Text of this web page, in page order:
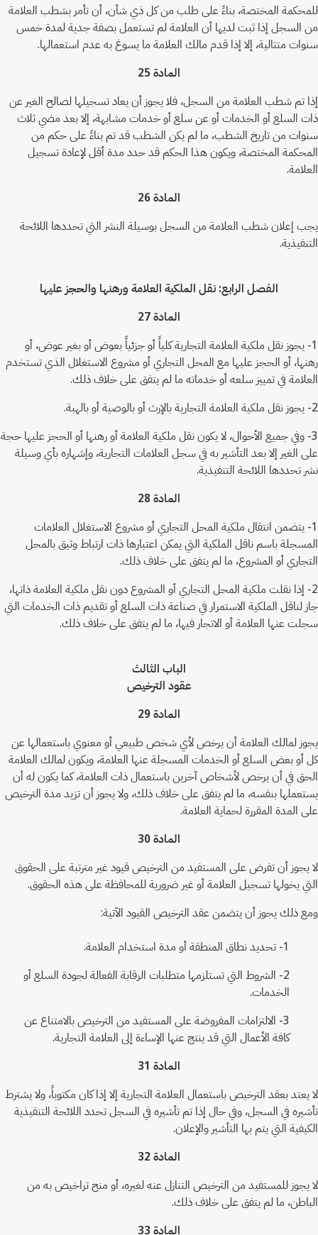
للمحكمة المختصة، بناءً على طلب من كل ذي شأن، أن تأمر بشطب العلامة
من السجل إذا ثبت لديها أن العلامة لم تستعمل بصفة جدية لمدة خمس
سنوات متتالية، إلا إذا قدم مالك العلامة ما يسوغ به عدم استعمالها.
المادة 25
إذا تم شطب العلامة من السجل، فلا يجوز أن يعاد تسجيلها لصالح الغير عن
ذات السلع أو الخدمات أو عن سلع أو خدمات مشابهة، إلا بعد مضي ثلاث
سنوات من تاريخ الشطب، ما لم يكن الشطب قد تم بناءً على حكم من
المحكمة المختصة، ويكون هذا الحكم قد حدد مدة أقل لإعادة تسجيل
العلامة.
المادة 26
يجب إعلان شطب العلامة من السجل بوسيلة النشر التي تحددها اللائحة
التنفيذية.
الفصل الرابع: نقل الملكية العلامة ورهنها والحجز عليها
المادة 27
1- يجوز نقل ملكية العلامة التجارية كلياً أو جزئياً بعوض أو بغير عوض، أو
رهنها، أو الحجز عليها مع المحل التجاري أو مشروع الاستغلال الذي تستخدم
العلامة في تمييز سلعه أو خدماته ما لم يتفق على خلاف ذلك.
2- يجوز نقل ملكية العلامة التجارية بالإرث أو بالوصية أو بالهبة.
3- وفي جميع الأحوال، لا يكون نقل ملكية العلامة أو رهنها أو الحجز عليها حجة
على الغير إلا بعد التأشير به في سجل العلامات التجارية، وإشهاره بأي وسيلة
نشر تحددها اللائحة التنفيذية.
المادة 28
1- يتضمن انتقال ملكية المحل التجاري أو مشروع الاستغلال العلامات
المسجلة باسم ناقل الملكية التي يمكن اعتبارها ذات ارتباط وثيق بالمحل
التجاري أو المشروع، ما لم يتفق على خلاف ذلك.
2- إذا نقلت ملكية المحل التجاري أو المشروع دون نقل ملكية العلامة ذاتها،
جاز لناقل الملكية الاستمرار في صناعة ذات السلع أو تقديم ذات الخدمات التي
سجلت عنها العلامة أو الاتجار فيها، ما لم يتفق على خلاف ذلك.
الباب الثالث
عقود الترخيص
المادة 29
يجوز لمالك العلامة أن يرخص لأي شخص طبيعي أو معنوي باستعمالها عن
كل أو بعض السلع أو الخدمات المسجلة عنها العلامة، ويكون لمالك العلامة
الحق في أن يرخص لأشخاص آخرين باستعمال ذات العلامة، كما يكون له أن
يستعملها بنفسه، ما لم يتفق على خلاف ذلك، ولا يجوز أن تزيد مدة الترخيص
على المدة المقررة لحماية العلامة.
المادة 30
لا يجوز أن تفرض على المستفيد من الترخيص قيود غير مترتبة على الحقوق
التي يخولها تسجيل العلامة أو غير ضرورية للمحافظة على هذه الحقوق.
ومع ذلك يجوز أن يتضمن عقد الترخيص القيود الآتية:
1- تحديد نطاق المنطقة أو مدة استخدام العلامة.
2- الشروط التي تستلزمها متطلبات الرقابة الفعالة لجودة السلع أو
الخدمات.
3- الالتزامات المفروضة على المستفيد من الترخيص بالامتناع عن
كافة الأعمال التي قد ينتج عنها الإساءة إلى العلامة التجارية.
المادة 31
لا يعتد بعقد الترخيص باستعمال العلامة التجارية إلا إذا كان مكتوباً، ولا يشترط
تأشيره في السجل، وفي حال إذا تم تأشيره في السجل تحدد اللائحة التنفيذية
الكيفية التي يتم بها التأشير والإعلان.
المادة 32
لا يجوز للمستفيد من الترخيص التنازل عنه لغيره، أو منح تراخيص به من
الباطن، ما لم يتفق على خلاف ذلك.
المادة 33